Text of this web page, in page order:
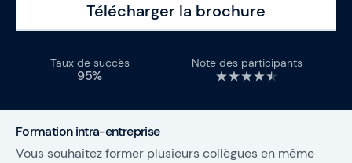
Télécharger la brochure
Taux de succès
95%
Note des participants
Formation intra-entreprise
Vous souhaitez former plusieurs collègues en même